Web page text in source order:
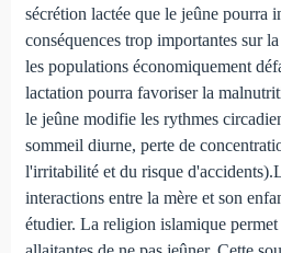
sécrétion lactée que le jeûne pourra
conséquences trop importantes sur
les populations économiquement
lactation pourra favoriser la
le jeûne modifie les rythmes
sommeil diurne, perte de
l'irritabilité et du risque
interactions entre la mère et son
étudier. La religion islamique